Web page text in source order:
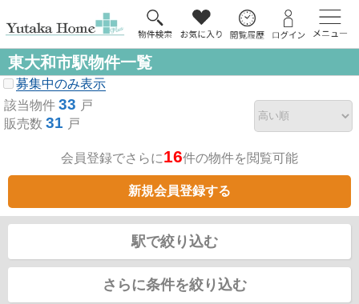
東大和市駅物件一覧
募集中のみ表示
該当物件 33 戸
販売数 31 戸
会員登録でさらに16件の物件を閲覧可能
新規会員登録する
駅で絞り込む
さらに条件を絞り込む